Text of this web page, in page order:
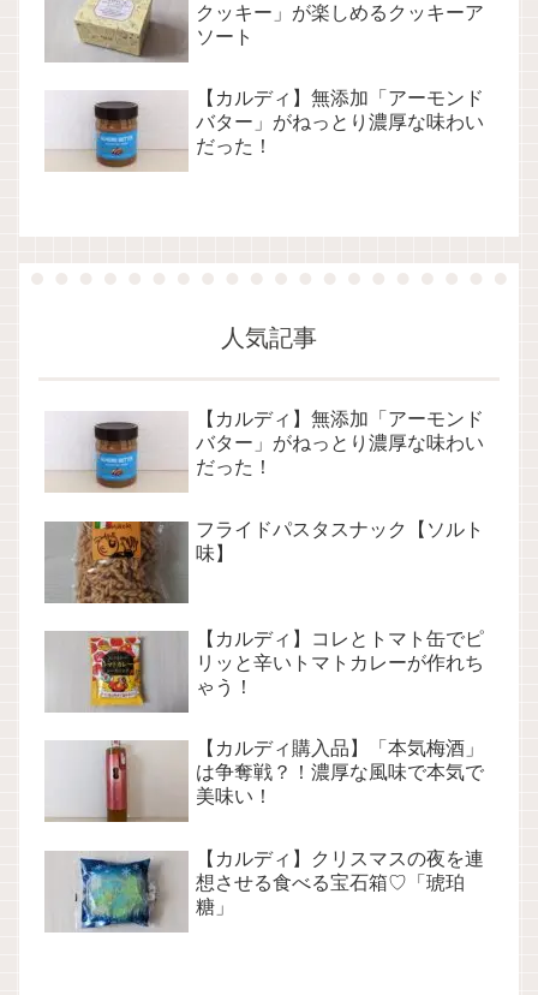
クッキー」が楽しめるクッキーア
ソート
【カルディ】無添加「アーモンド
バター」がねっとり濃厚な味わい
だった！
人気記事
【カルディ】無添加「アーモンド
バター」がねっとり濃厚な味わい
だった！
フライドパスタスナック【ソルト
味】
【カルディ】コレとトマト缶でピ
リッと辛いトマトカレーが作れち
ゃう！
【カルディ購入品】「本気梅酒」
は争奪戦？！濃厚な風味で本気で
美味い！
【カルディ】クリスマスの夜を連
想させる食べる宝石箱♡「琥珀
糖」